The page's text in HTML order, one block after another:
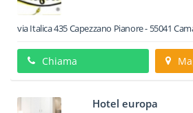
via Italica 435 Capezzano Pianore- 55041
Chiama
Hotel europa